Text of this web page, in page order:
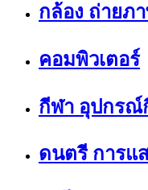
กล้อง ถ่ายภ
คอมพิวเตอร์
กีฬา อุปกรณ์
ดนตรี การแ